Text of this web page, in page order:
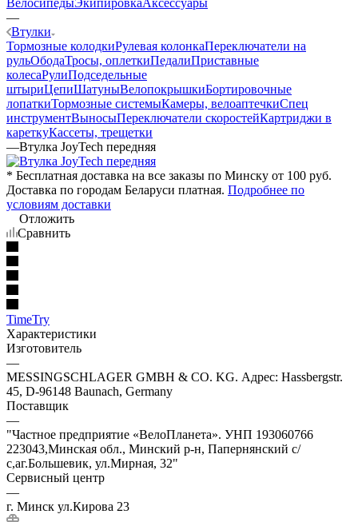
—
Втулки
Тормозные колодкиРулевая колонкаПереключатели на
рульОбодаТросы, оплеткиПедалиПриставные
колесаРулиПодседельные
штыриЦепиШатуныВелопокрышкиБортировочные
лопаткиТормозные системыКамеры, велоаптечкиСпец
инструментВыносыПереключатели скоростейКартриджи в
кареткуКассеты, трещетки
—Втулка JoyTech передняя
* Бесплатная доставка на все заказы по Минску от 100 руб.
Доставка по городам Беларуси платная. Подробнее по
условиям доставки
Отложить
Сравнить
TimeTry
Характеристики
Изготовитель
—
MESSINGSCHLAGER GMBH & CO. KG. Адрес: Hassbergstr.
45, D-96148 Baunach, Germany
Поставщик
—
"Частное предприятие «ВелоПланета». УНП 193060766
223043,Минская обл., Минский р-н, Папернянский с/
с,аг.Большевик, ул.Мирная, 32"
Сервисный центр
—
г. Минск ул.Кирова 23